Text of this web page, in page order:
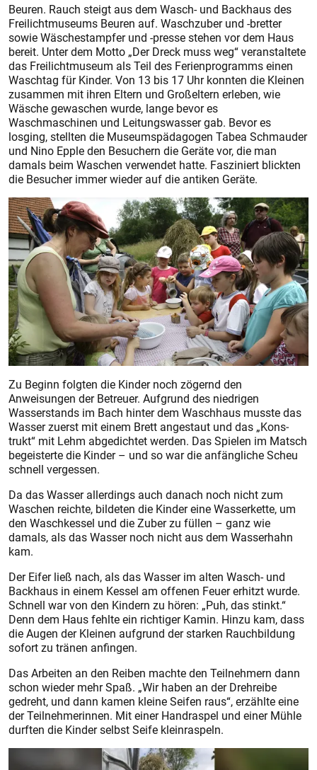
Beuren. Rauch steigt aus dem Wasch- und Backhaus des
Freilichtmuseums Beuren auf. Waschzuber und -bretter
sowie Wäschestampfer und -presse stehen vor dem Haus
bereit. Unter dem Motto „Der Dreck muss weg“ veranstaltete
das Freilichtmuseum als Teil des Ferienprogramms einen
Waschtag für Kinder. Von 13 bis 17 Uhr konnten die Kleinen
zusammen mit ihren Eltern und Großeltern erleben, wie
Wäsche gewaschen wurde, lange bevor es
Waschmaschinen und Leitungswasser gab. Bevor es
losging, stellten die Museumspädagogen Tabea Schmauder
und Nino Epple den Besuchern die Geräte vor, die man
damals beim Waschen verwendet hatte. Fasziniert blickten
die Besucher immer wieder auf die antiken Geräte.
Zu Beginn folgten die Kinder noch zögernd den
Anweisungen der Betreuer. Aufgrund des niedrigen
Wasserstands im Bach hinter dem Waschhaus musste das
Wasser zuerst mit einem Brett angestaut und das „Kons­
trukt“ mit Lehm abgedichtet werden. Das Spielen im Matsch
begeisterte die Kinder – und so war die anfängliche Scheu
schnell vergessen.
Da das Wasser allerdings auch danach noch nicht zum
Waschen reichte, bildeten die Kinder eine Wasserkette, um
den Waschkessel und die Zuber zu füllen – ganz wie
damals, als das Wasser noch nicht aus dem Wasserhahn
kam.
Der Eifer ließ nach, als das Wasser im alten Wasch- und
Backhaus in einem Kessel am offenen Feuer erhitzt wurde.
Schnell war von den Kindern zu hören: „Puh, das stinkt.“
Denn dem Haus fehlte ein richtiger Kamin. Hinzu kam, dass
die Augen der Kleinen aufgrund der starken Rauchbildung
sofort zu tränen anfingen.
Das Arbeiten an den Reiben machte den Teilnehmern dann
schon wieder mehr Spaß. „Wir haben an der Drehreibe
gedreht, und dann kamen kleine Seifen raus“, erzählte eine
der Teilnehmerinnen. Mit einer Handraspel und einer Mühle
durften die Kinder selbst Seife kleinraspeln.